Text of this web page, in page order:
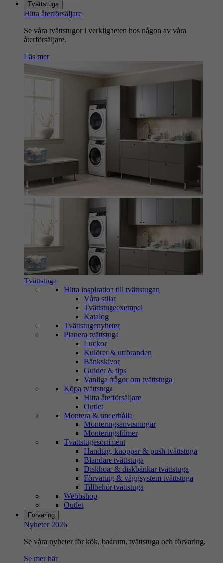
Tvättstuga
Hitta återförsäljare
Se våra tvättstugor i verkligheten hos någon av våra
återförsäljare.
Läs mer
Tvättstuga
Hitta inspiration till tvättstugan
Våra stilar
Tvättstugeexempel
Katalog
Tvättstugenyheter
Planera tvättstuga
Luckor
Kulörer & utföranden
Bänkskivor
Guider & tips
Vanliga frågor om tvättstuga
Köpa tvättstuga
Hitta återförsäljare
Outlet
Montera & underhålla
Monteringsanvisningar
Monteringsfilmer
Tvättstugesortiment
Handtag, knoppar & push tvättstuga
Blandare tvättstuga
Diskhoar & diskbänkar tvättstuga
Förvaring & väggsystem tvättstuga
Tillbehör tvättstuga
Webbshop
Outlet
Förvaring
Nyheter 2026
Se våra nyheter för kök, badrum, tvättstuga och förvaring.
Se mer här